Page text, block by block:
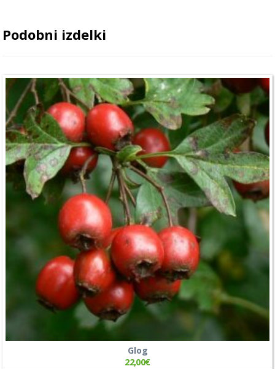
Podobni izdelki
Glog
22,00€